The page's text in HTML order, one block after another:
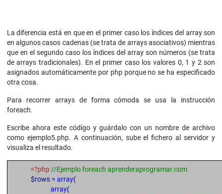
La diferencia está en que en el primer caso los índices del array son
en algunos casos cadenas (se trata de arrays asociativos) mientras
que en el segundo caso los índices del array son números (se trata
de arrays tradicionales). En el primer caso los valores 0, 1 y 2 son
asignados automáticamente por php porque no se ha especificado
otra cosa.
Para recorrer arrays de forma cómoda se usa la instrucción
foreach.
Escribe ahora este código y guárdalo con un nombre de archivo
como ejemplo5.php. A continuación, sube el fichero al servidor y
visualiza el resultado.
<?php //Ejemplo foreach aprenderaprogramar.com
$rows = array(
array(